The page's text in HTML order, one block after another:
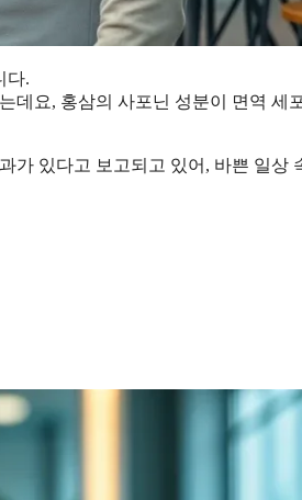
다.
데요, 홍삼의 사포닌 성분이 면역 세
가 있다고 보고되고 있어, 바쁜 일상